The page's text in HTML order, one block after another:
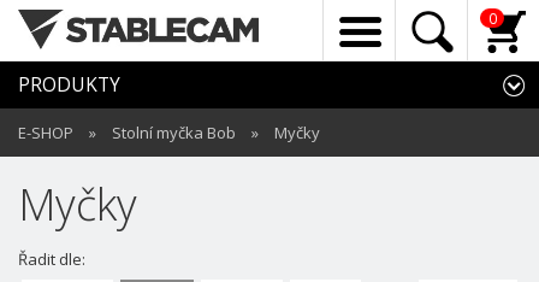
0
PRODUKTY
E-SHOP » Stolní myčka Bob » Myčky
Myčky
Řadit dle: